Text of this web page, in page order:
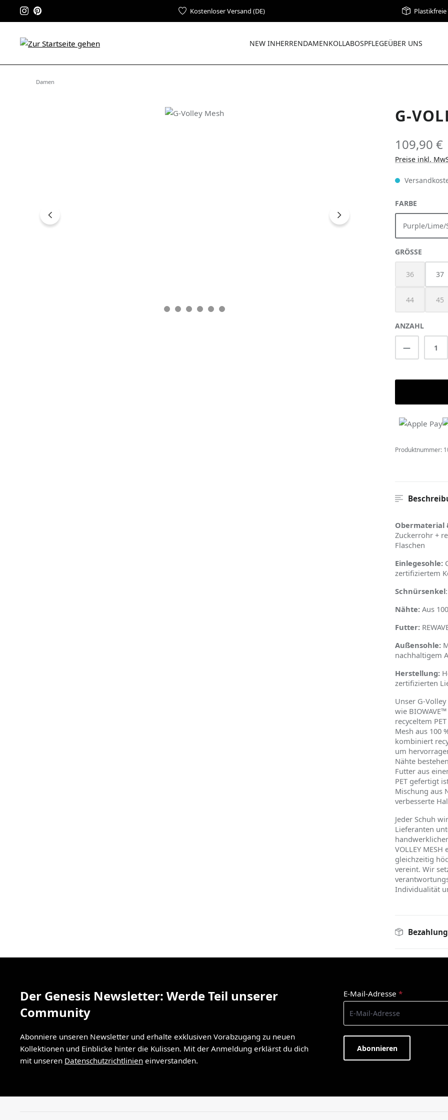
Kostenloser Versand (DE)
NEW INHERRENDAMENKOLLABOSPFLEGEÜBER UNS
Damen
G-
109,90 €
Preise inkl.
FARBE
Purple/Lime/
GRÖSSE
36
(Diese
37
44
(Diese
45
ANZAHL
Produktnummer:
Obermaterial
Zuckerrohr +
Flaschen
Einlegesohle:
zertifiziertem
Schnürsenkel
Nähte:Aus
Futter:
Außensohle:
nachhaltigem
Herstellung:
zertifizierten
Unser G-
wie
recyceltem
Mesh aus 100
kombiniert
um
Nähte
Futter aus
PET gefertigt
Mischung aus
verbesserte
Jeder Schuh
Lieferanten
VOLLEY
gleichzeitig hö
vereint. Wir
Individualität
Der Genesis Newsletter: Werde Teil unserer
Community
Abonniere unseren Newsletter und erhalte exklusiven Vorabzugang zu neuen
Kollektionen und Einblicke hinter die Kulissen. Mit der Anmeldung erklärst du dich
mit unseren Datenschutzrichtlinien einverstanden.
E-Mail-Adresse *
Abonnieren